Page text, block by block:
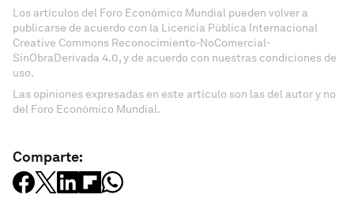
Los artículos del Foro Económico Mundial pueden volver a
publicarse de acuerdo con la Licencia Pública Internacional
Creative Commons Reconocimiento-NoComercial-
SinObraDerivada 4.0, y de acuerdo con nuestras condiciones de
uso.
Las opiniones expresadas en este artículo son las del autor y no
del Foro Económico Mundial.
Comparte: